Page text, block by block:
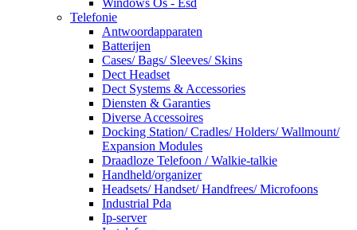
Telefonie
Antwoordapparaten
Batterijen
Cases/ Bags/ Sleeves/ Skins
Dect Headset
Dect Systems & Accessories
Diensten & Garanties
Diverse Accessoires
Docking Station/ Cradles/ Holders/ Wallmount/
Expansion Modules
Draadloze Telefoon / Walkie-talkie
Handheld/organizer
Headsets/ Handset/ Handfrees/ Microfoons
Industrial Pda
Ip-server